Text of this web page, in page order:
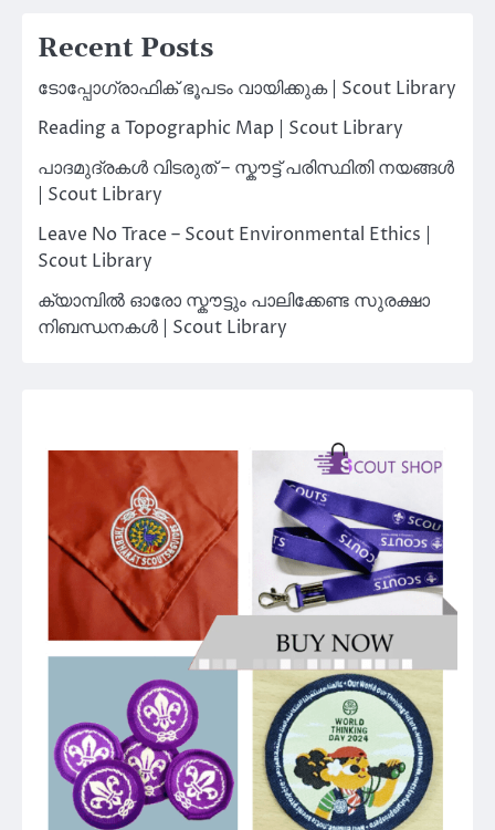
Recent Posts
ടോപ്പോഗ്രാഫിക് ഭൂപടം വായിക്കുക | Scout Library
Reading a Topographic Map | Scout Library
പാദമുദ്രകൾ വിടരുത് – സ്കൗട്ട് പരിസ്ഥിതി നയങ്ങൾ
| Scout Library
Leave No Trace – Scout Environmental Ethics |
Scout Library
ക്യാമ്പിൽ ഓരോ സ്കൗട്ടും പാലിക്കേണ്ട സുരക്ഷാ
നിബന്ധനകൾ | Scout Library